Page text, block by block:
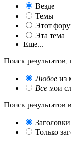
Везде
Темы
Этот
Эта тема
Ещё...
Поиск результатов,
Любое из
Все мои
Поиск результатов
Только